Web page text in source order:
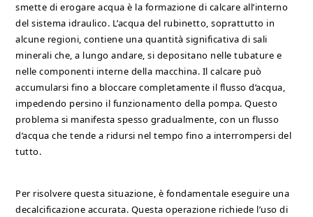
smette di erogare acqua è la formazione di calcare all’interno
del sistema idraulico. L’acqua del rubinetto, soprattutto in
alcune regioni, contiene una quantità significativa di sali
minerali che, a lungo andare, si depositano nelle tubature e
nelle componenti interne della macchina. Il calcare può
accumularsi fino a bloccare completamente il flusso d’acqua,
impedendo persino il funzionamento della pompa. Questo
problema si manifesta spesso gradualmente, con un flusso
d’acqua che tende a ridursi nel tempo fino a interrompersi del
tutto.
Per risolvere questa situazione, è fondamentale eseguire una
decalcificazione accurata. Questa operazione richiede l’uso di